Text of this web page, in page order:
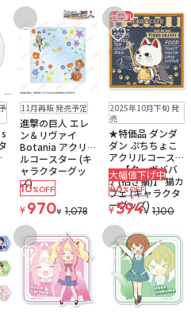
加
お気に入りに追加
予約品ゆうパケット
11月再販 発売予定
進撃の巨人 エレ
ン＆リヴァイ
Botania アクリ
ルコースター (キ
ャラクターグッ
ズ)
10%OFF
¥ 970¥ 1,078
セール
お気に入りに
販売中残り1個
ゆうパケット
2025年10月下旬 発
売
★特価品 ダンダ
ダン ぷちちょこ
アクリルコースタ
ー 【ターボババ
ア(招き猫)】 猫カ
フェ (キャラクタ
ーグッズ)
大幅値下げ中
46%OFF
¥594¥ 1,100
加
お気に入りに追加お気に入りに